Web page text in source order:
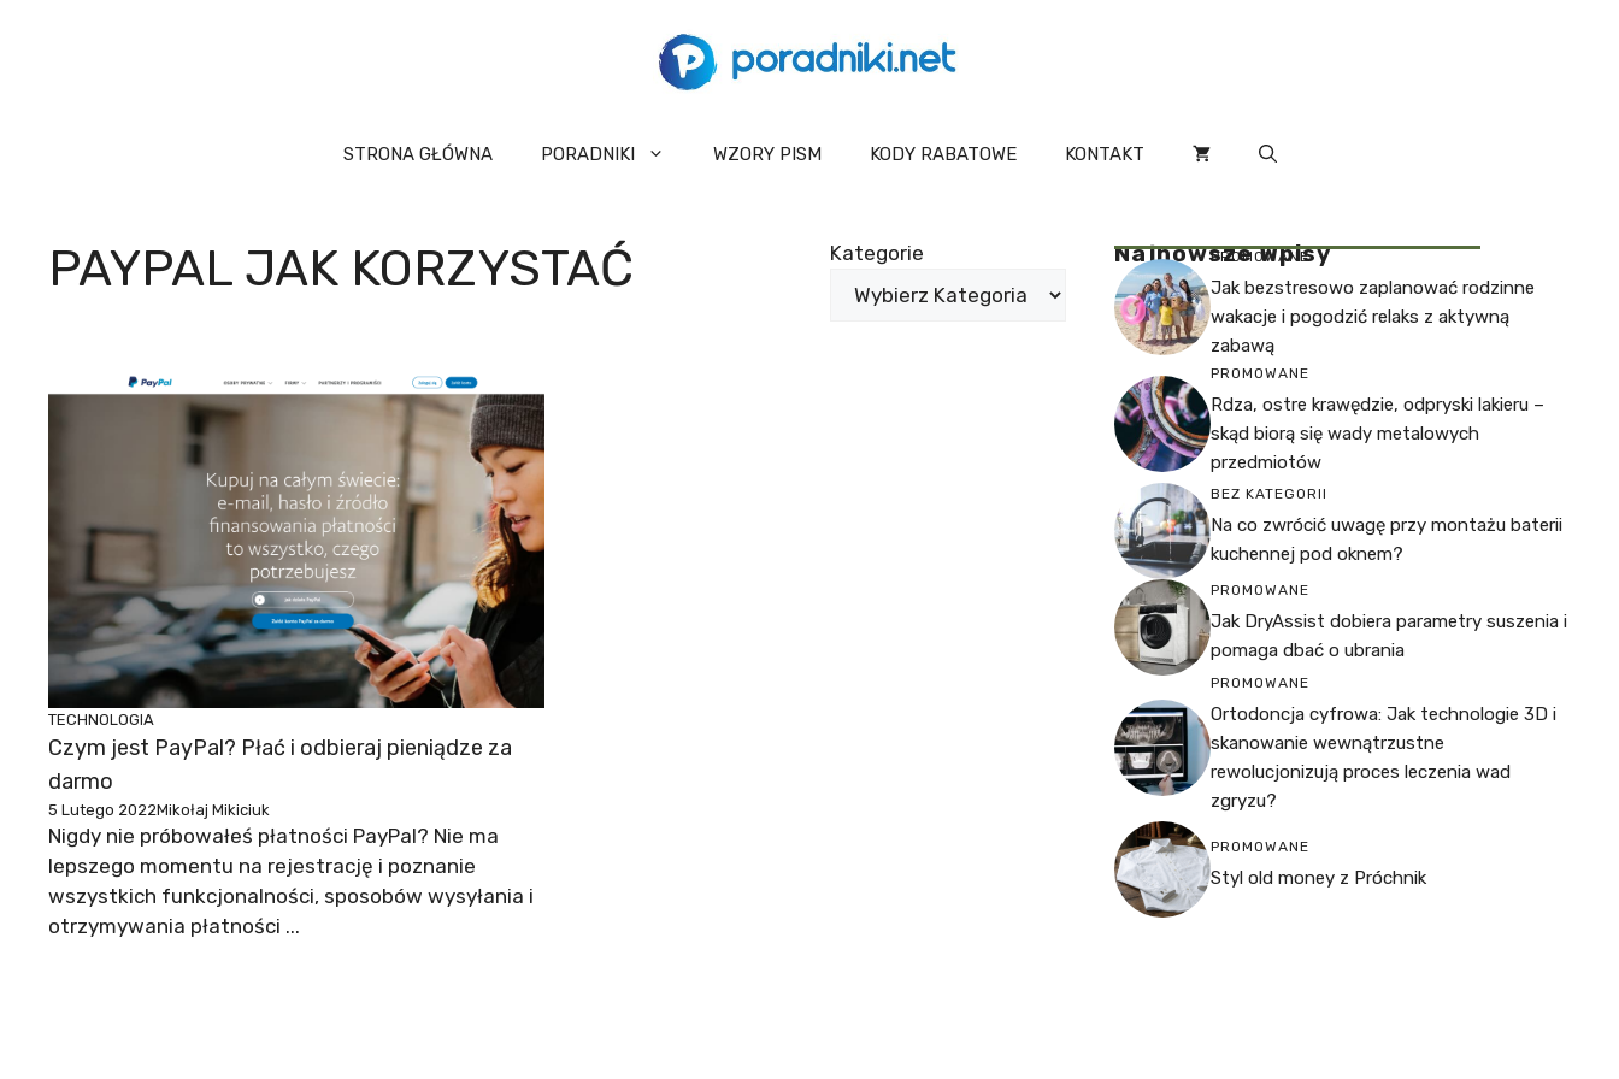
STRONA GŁÓWNA PORADNIKI WZORY PISM KODY RABATOWE KONTAKT
PAYPAL JAK KORZYSTAĆ Kategorie
TECHNOLOGIA
Czym jest PayPal? Płać i odbieraj pieniądze za
darmo
5 Lutego 2022Mikołaj Mikiciuk
Nigdy nie próbowałeś płatności PayPal? Nie ma
lepszego momentu na rejestrację i poznanie
wszystkich funkcjonalności, sposobów wysyłania i
otrzymywania płatności ...
Najnowsze Wpisy
PROMOWANE
Jak bezstresowo zaplanować rodzinne
wakacje i pogodzić relaks z aktywną
zabawą
PROMOWANE
Rdza, ostre krawędzie, odpryski lakieru –
skąd biorą się wady metalowych
przedmiotów
BEZ KATEGORII
Na co zwrócić uwagę przy montażu baterii
kuchennej pod oknem?
PROMOWANE
Jak DryAssist dobiera parametry suszenia i
pomaga dbać o ubrania
PROMOWANE
Ortodoncja cyfrowa: Jak technologie 3D i
skanowanie wewnątrzustne
rewolucjonizują proces leczenia wad
zgryzu?
PROMOWANE
Styl old money z Próchnik